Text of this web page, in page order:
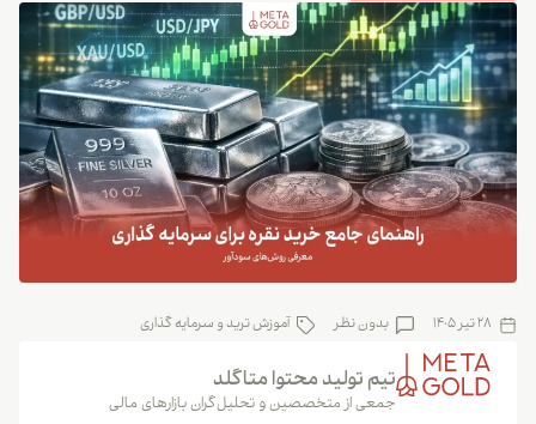
28 تیر 1405 بدون نظر آموزش ترید و سرمایه گذاری
تیم تولید محتوا متاگلد
جمعی از متخصصین و تحلیل‌گران بازارهای مالی